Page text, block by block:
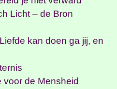
Licht – de Bron
kan doen ga jij, en
voor de Mensheid